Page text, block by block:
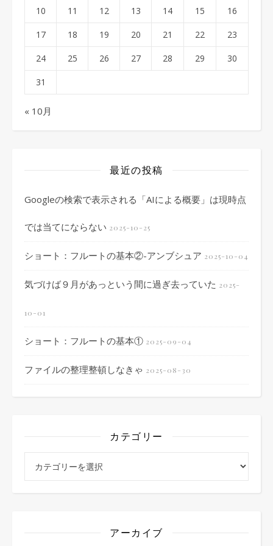
10 11 12 13 14 15 16
17 18 19 20 21 22 23
24 25 26 27 28 29 30
31
« 10月
最近の投稿
Googleの検索で表示される「AIによる概要」は現時点
では当てにならない 2025-10-25
ショート：フルートの基本②-アンブシュア 2025-10-04
気づけば９月があっという間に過ぎ去っていた 2025-
10-01
ショート：フルートの基本① 2025-09-04
ファイルの整理整頓しなきゃ 2025-08-30
カテゴリー
アーカイブ